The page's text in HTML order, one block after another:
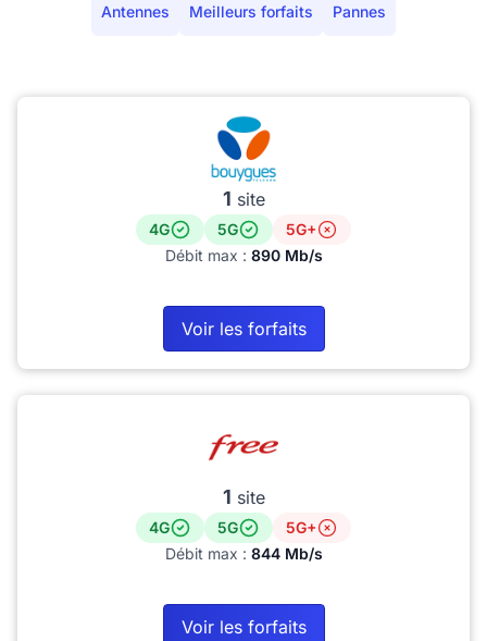
Antennes Meilleurs forfaits Pannes
1 site
4G 5G
5G+
Débit max : 890 Mb/s
Voir les forfaits
1 site
4G 5G
5G+
Débit max : 844 Mb/s
Voir les forfaits